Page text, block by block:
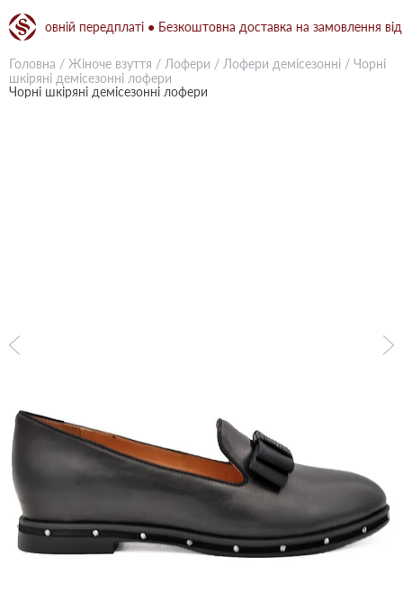
передплаті ● Безкоштовна доставка на замовлення від
Головна / Жіноче взуття / Лофери / Лофери демісезонні / Чорні
шкіряні демісезонні лофери
Чорні шкіряні демісезонні лофери